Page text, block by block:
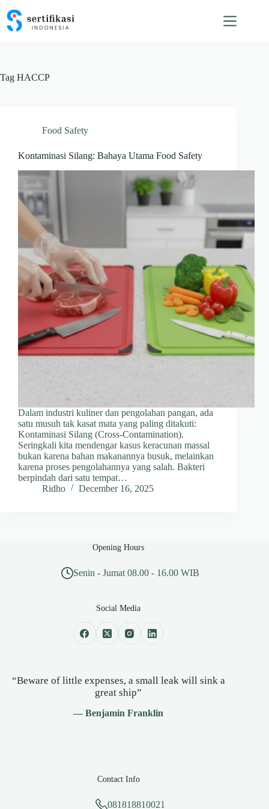
content
Tag HACCP
Food Safety
Kontaminasi Silang: Bahaya Utama Food Safety
Dalam industri kuliner dan pengolahan pangan, ada
satu musuh tak kasat mata yang paling ditakuti:
Kontaminasi Silang (Cross-Contamination).
Seringkali kita mendengar kasus keracunan massal
bukan karena bahan makanannya busuk, melainkan
karena proses pengolahannya yang salah. Bakteri
berpindah dari satu tempat…
Ridho
December 16, 2025
Opening Hours
Senin - Jumat 08.00 - 16.00 WIB
Social Media
“Beware of little expenses, a small leak will sink a
great ship”
— Benjamin Franklin
Contact Info
081818810021